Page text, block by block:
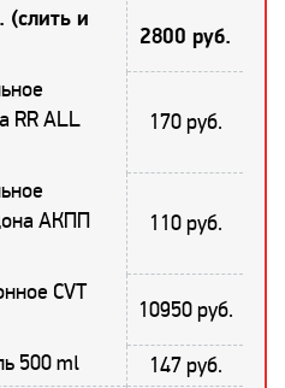
(слить и
2800 руб.
RR ALL
170 руб.
АКПП
110 руб.
CVT
10950 руб.
500 ml
147 руб.